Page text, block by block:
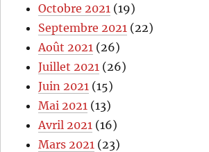
Octobre 2021 (19)
Septembre 2021 (22)
Août 2021 (26)
Juillet 2021 (26)
Juin 2021 (15)
Mai 2021 (13)
Avril 2021 (16)
Mars 2021 (23)